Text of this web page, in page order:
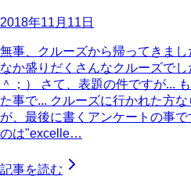
2018年11月11日
無事、クルーズから帰ってきま
なか盛りだくさんなクルーズで
＾；） さて、表題の件ですが...
た事で... クルーズに行かれた方
が、最後に書くアンケートの事
のは"excelle…
記事を読む